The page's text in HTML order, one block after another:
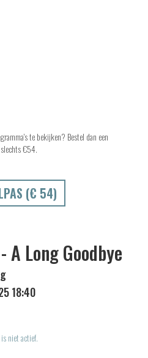
te bekijken? Bestel dan een
€54.
(€ 54)
Long Goodbye
18:40
niet actief.